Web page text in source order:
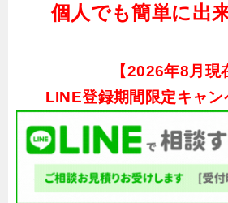
個人でも簡単に出
【2026年8月現
LINE登録期間限定キャン